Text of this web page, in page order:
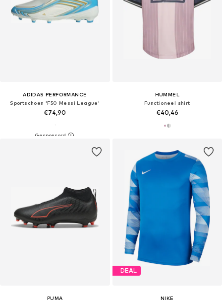
ADIDAS PERFORMANCE
Sportschoen 'F50 Messi League'
€74,90
HUMMEL
Functioneel shirt
€40,46
PUMA
DEAL
NIKE